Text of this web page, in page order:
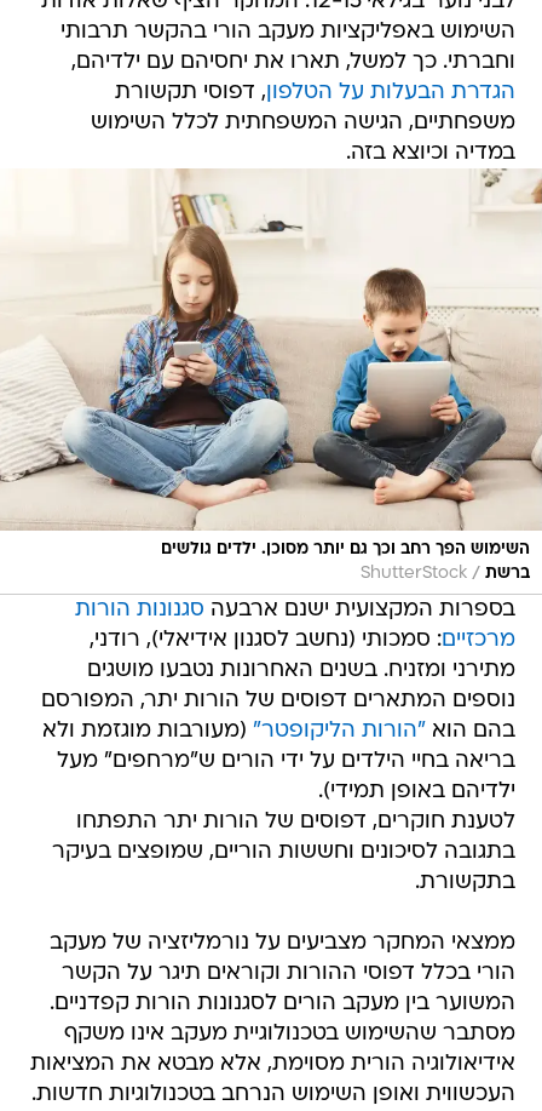
השימוש באפליקציות מעקב הורי בהקשר תרבותי
וחברתי. כך למשל, תארו את יחסיהם עם ילדיהם,
הגדרת הבעלות על הטלפון, דפוסי תקשורת
משפחתיים, הגישה המשפחתית לכלל השימוש
במדיה וכיוצא בזה.
השימוש הפך רחב וכך גם יותר מסוכן. ילדים גולשים
ברשת /
ShutterStock
בספרות המקצועית ישנם ארבעה סגנונות הורות
מרכזיים: סמכותי (נחשב לסגנון אידיאלי), רודני,
מתירני ומזניח. בשנים האחרונות נטבעו מושגים
נוספים המתארים דפוסים של הורות יתר, המפורסם
בהם הוא "הורות הליקופטר" (מעורבות מוגזמת ולא
בריאה בחיי הילדים על ידי הורים ש"מרחפים" מעל
ילדיהם באופן תמידי).
לטענת חוקרים, דפוסים של הורות יתר התפתחו
בתגובה לסיכונים וחששות הוריים, שמופצים בעיקר
בתקשורת.
ממצאי המחקר מצביעים על נורמליזציה של מעקב
הורי בכלל דפוסי ההורות וקוראים תיגר על הקשר
המשוער בין מעקב הורים לסגנונות הורות קפדניים.
מסתבר שהשימוש בטכנולוגיית מעקב אינו משקף
אידיאולוגיה הורית מסוימת, אלא מבטא את המציאות
העכשווית ואופן השימוש הנרחב בטכנולוגיות חדשות.